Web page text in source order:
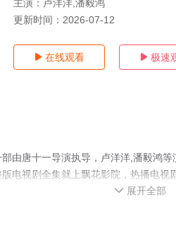
主演： 卢洋洋,潘毅鸿
更新时间： 2026-07-12
 在线观看  极速
由唐十一导演执导，卢洋洋,潘毅鸿
电视剧全集就上飘花影院，热播电
 展开全部